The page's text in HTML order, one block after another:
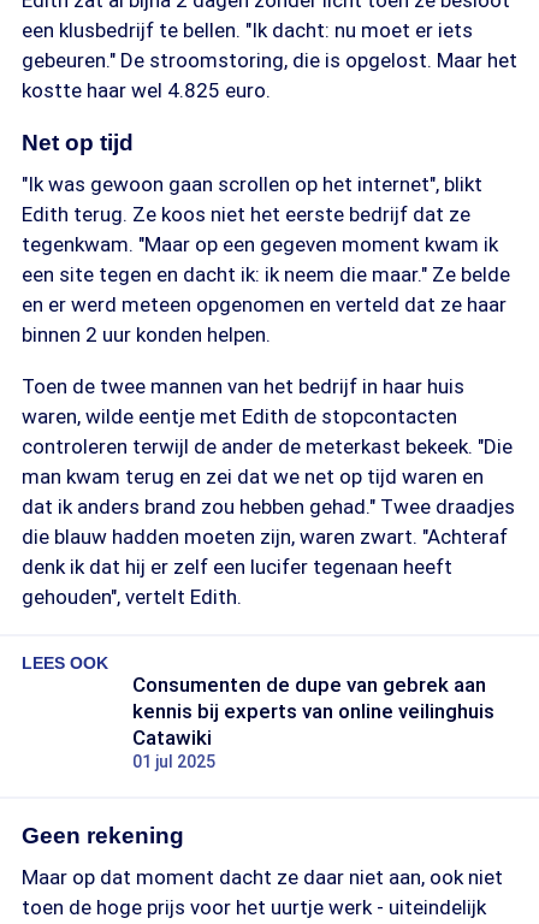
een klusbedrijf te bellen. "Ik dacht: nu moet er iets
gebeuren." De stroomstoring, die is opgelost. Maar het
kostte haar wel 4.825 euro.
Net op tijd
"Ik was gewoon gaan scrollen op het internet", blikt
Edith terug. Ze koos niet het eerste bedrijf dat ze
tegenkwam. "Maar op een gegeven moment kwam ik
een site tegen en dacht ik: ik neem die maar." Ze belde
en er werd meteen opgenomen en verteld dat ze haar
binnen 2 uur konden helpen.
Toen de twee mannen van het bedrijf in haar huis
waren, wilde eentje met Edith de stopcontacten
controleren terwijl de ander de meterkast bekeek. "Die
man kwam terug en zei dat we net op tijd waren en
dat ik anders brand zou hebben gehad." Twee draadjes
die blauw hadden moeten zijn, waren zwart. "Achteraf
denk ik dat hij er zelf een lucifer tegenaan heeft
gehouden", vertelt Edith.
LEES OOK
Consumenten de dupe van gebrek aan
kennis bij experts van online veilinghuis
Catawiki
01 jul 2025
Geen rekening
Maar op dat moment dacht ze daar niet aan, ook niet
toen de hoge prijs voor het uurtje werk - uiteindelijk